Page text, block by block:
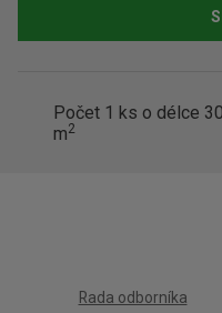
Rada odborníka
Počet 1 ks o délce
m2